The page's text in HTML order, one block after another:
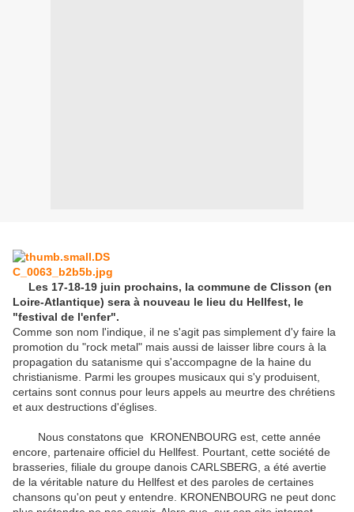
Les 17-18-19 juin prochains, la commune de Clisson (en
Loire-Atlantique) sera à nouveau le lieu du Hellfest, le
"festival de l'enfer".
Comme son nom l'indique, il ne s'agit pas simplement d'y faire la
promotion du "rock metal" mais aussi de laisser libre cours à la
propagation du satanisme qui s'accompagne de la haine du
christianisme. Parmi les groupes musicaux qui s'y produisent,
certains sont connus pour leurs appels au meurtre des chrétiens
et aux destructions d'églises.
Nous constatons que KRONENBOURG est, cette année
encore, partenaire officiel du Hellfest. Pourtant, cette société de
brasseries, filiale du groupe danois CARLSBERG, a été avertie
de la véritable nature du Hellfest et des paroles de certaines
chansons qu'on peut y entendre. KRONENBOURG ne peut donc